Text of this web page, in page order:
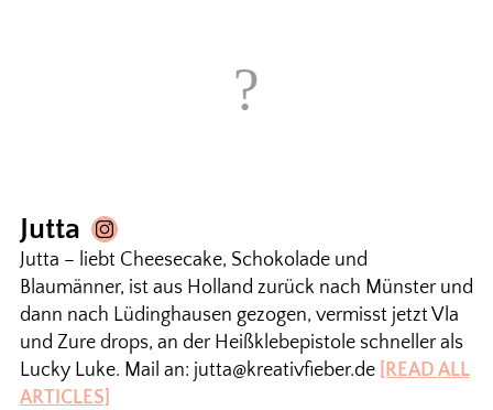
Jutta
Jutta – liebt Cheesecake, Schokolade und
Blaumänner, ist aus Holland zurück nach Münster und
dann nach Lüdinghausen gezogen, vermisst jetzt Vla
und Zure drops, an der Heißklebepistole schneller als
Lucky Luke. Mail an: jutta@kreativfieber.de [READ ALL
ARTICLES]